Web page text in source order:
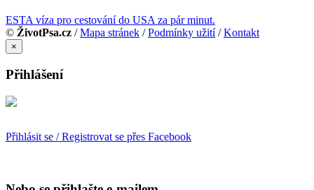
ESTA víza pro cestování do USA za pár minut.
© ŽivotPsa.cz /Mapa stránek /Podmínky užití/Kontakt
×
Přihlášení
Přihlásit se / Registrovat se přes Facebook